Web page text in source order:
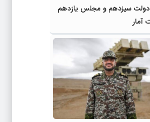
سیزدهم و مجلس یازدهم
آمار